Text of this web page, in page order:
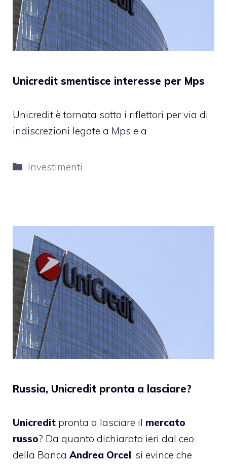
Unicredit smentisce interesse per Mps
Unicredit è tornata sotto i riflettori per via di
indiscrezioni legate a Mps e a
Categorie
Investimenti
Russia, Unicredit pronta a lasciare?
Unicredit pronta a lasciare il mercato
russo? Da quanto dichiarato ieri dal ceo
della Banca Andrea Orcel, si evince che